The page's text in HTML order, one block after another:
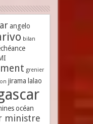
angelo
bilan
grenier
jirama lalao
océan
ministre